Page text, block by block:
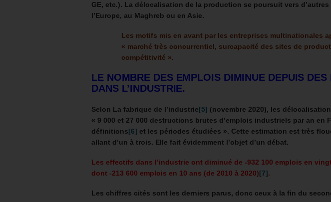
GE, etc.). La délocalisation de la production se poursuit vers d’autres
l’Europe, au Maghreb ou en Asie.
Les motifs mis en avant par les entreprises multinationales
« marché très concurrentiel, surcapacité des sites de
compétitivité ».
LE NOMBRE DES EMPLOIS DIMINUE DEPUIS DES
DANS L’INDUSTRIE.
Selon La fabrique de l’industrie[5] (novembre 2020), les
« 9 000 et 27 000 destructions brutes d’emplois industriels par an en
définitions[6] et les périodes étudiées ». Cette estimation est très
allant d’un à trois. Elle fait évidemment l’objet d’un débat.
Les effectifs dans l’industrie ont diminué de -932 100 emplois en
dont -213 600 emplois en 10 ans (de 2010 à 2020)[7].
Les chiffres cités sont les derniers parus, donc ceux à la fin du